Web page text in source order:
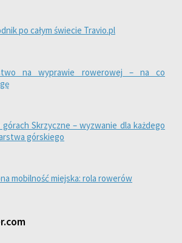
po całym świecie Travio.pl
na wyprawie rowerowej – na co
Skrzyczne – wyzwanie dla każdego
górskiego
mobilność miejska: rola rowerów